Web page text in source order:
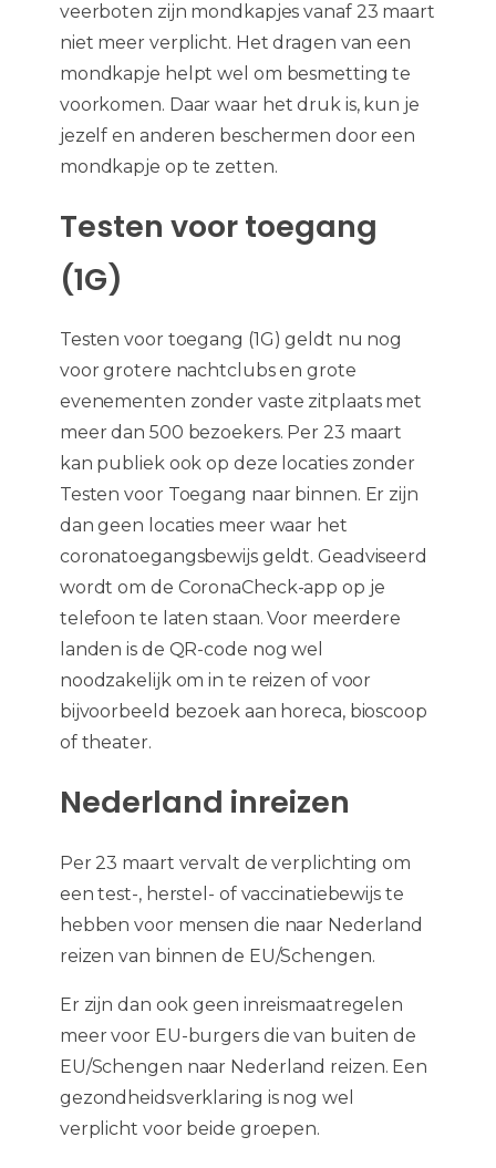
veerboten zijn mondkapjes vanaf 23 maart
niet meer verplicht. Het dragen van een
mondkapje helpt wel om besmetting te
voorkomen. Daar waar het druk is, kun je
jezelf en anderen beschermen door een
mondkapje op te zetten.
Testen voor toegang
(1G)
Testen voor toegang (1G) geldt nu nog
voor grotere nachtclubs en grote
evenementen zonder vaste zitplaats met
meer dan 500 bezoekers. Per 23 maart
kan publiek ook op deze locaties zonder
Testen voor Toegang naar binnen. Er zijn
dan geen locaties meer waar het
coronatoegangsbewijs geldt. Geadviseerd
wordt om de CoronaCheck-app op je
telefoon te laten staan. Voor meerdere
landen is de QR-code nog wel
noodzakelijk om in te reizen of voor
bijvoorbeeld bezoek aan horeca, bioscoop
of theater.
Nederland inreizen
Per 23 maart vervalt de verplichting om
een test-, herstel- of vaccinatiebewijs te
hebben voor mensen die naar Nederland
reizen van binnen de EU/Schengen.
Er zijn dan ook geen inreismaatregelen
meer voor EU-burgers die van buiten de
EU/Schengen naar Nederland reizen. Een
gezondheidsverklaring is nog wel
verplicht voor beide groepen.